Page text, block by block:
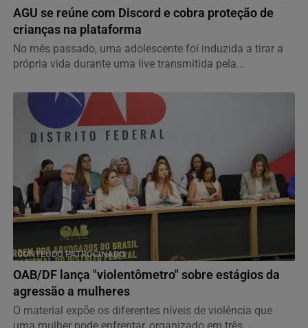
AGU se reúne com Discord e cobra proteção de
crianças na plataforma
No mês passado, uma adolescente foi induzida a tirar a
própria vida durante uma live transmitida pela...
CONTEÚDO PATROCINADO
OAB/DF lança "violentômetro" sobre estágios da
agressão a mulheres
O material expõe os diferentes níveis de violência que
uma mulher pode enfrentar, organizado em três...